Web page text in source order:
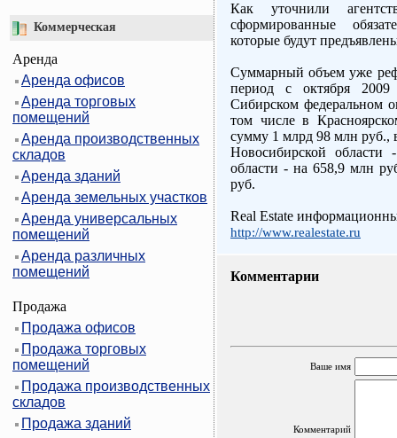
Коммерческая
Аренда
Аренда офисов
Аренда торговых
помещений
Аренда производственных
складов
Аренда зданий
Аренда земельных участков
Аренда универсальных
помещений
Аренда различных
помещений
Продажа
Продажа офисов
Продажа торговых
помещений
Продажа производственных
складов
Продажа зданий
Как уточнили
сформированные
которые будут
Суммарный объем уже
период с октября
Сибирском федеральном
том числе в
сумму 1 млрд 98 млн руб.,
Новосибирской
области - на 658,9 млн
руб.
Real Estate
http://www.realestate.ru
Комментарии
Ваше имя
Комментарий